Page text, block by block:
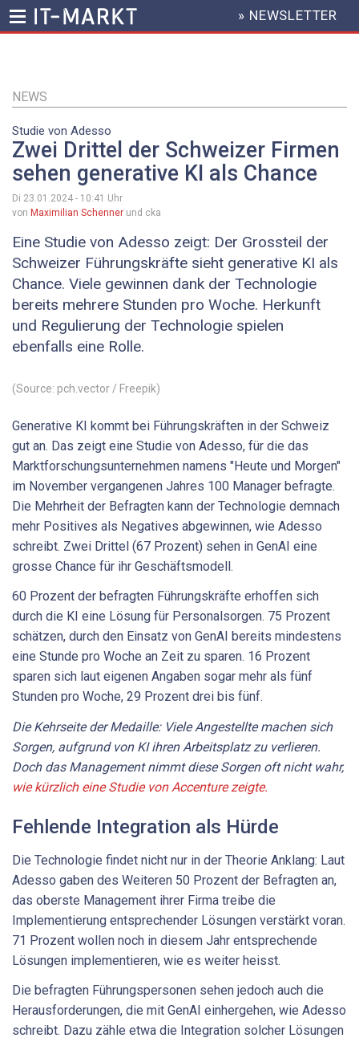
Inhalt
HEADER
MENU
» NEWSLETTER
NEWS
Studie von Adesso
Zwei Drittel der Schweizer Firmen
sehen generative KI als Chance
Di 23.01.2024 - 10:41 Uhr
von Maximilian Schenner und cka
Eine Studie von Adesso zeigt: Der Grossteil der
Schweizer Führungskräfte sieht generative KI als
Chance. Viele gewinnen dank der Technologie
bereits mehrere Stunden pro Woche. Herkunft
und Regulierung der Technologie spielen
ebenfalls eine Rolle.
(Source: pch.vector / Freepik)
Generative KI kommt bei Führungskräften in der Schweiz
gut an. Das zeigt eine Studie von Adesso, für die das
Marktforschungsunternehmen namens "Heute und Morgen"
im November vergangenen Jahres 100 Manager befragte.
Die Mehrheit der Befragten kann der Technologie demnach
mehr Positives als Negatives abgewinnen, wie Adesso
schreibt. Zwei Drittel (67 Prozent) sehen in GenAI eine
grosse Chance für ihr Geschäftsmodell.
60 Prozent der befragten Führungskräfte erhoffen sich
durch die KI eine Lösung für Personalsorgen. 75 Prozent
schätzen, durch den Einsatz von GenAI bereits mindestens
eine Stunde pro Woche an Zeit zu sparen. 16 Prozent
sparen sich laut eigenen Angaben sogar mehr als fünf
Stunden pro Woche, 29 Prozent drei bis fünf.
Die Kehrseite der Medaille: Viele Angestellte machen sich
Sorgen, aufgrund von KI ihren Arbeitsplatz zu verlieren.
Doch das Management nimmt diese Sorgen oft nicht wahr,
wie kürzlich eine Studie von Accenture zeigte.
Fehlende Integration als Hürde
Die Technologie findet nicht nur in der Theorie Anklang: Laut
Adesso gaben des Weiteren 50 Prozent der Befragten an,
das oberste Management ihrer Firma treibe die
Implementierung entsprechender Lösungen verstärkt voran.
71 Prozent wollen noch in diesem Jahr entsprechende
Lösungen implementieren, wie es weiter heisst.
Die befragten Führungspersonen sehen jedoch auch die
Herausforderungen, die mit GenAI einhergehen, wie Adesso
schreibt. Dazu zähle etwa die Integration solcher Lösungen